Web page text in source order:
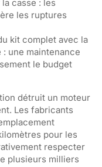
casse : les
les ruptures
kit complet avec la
une maintenance
le budget
détruit un moteur
Les fabricants
pour les
respecter
plusieurs milliers